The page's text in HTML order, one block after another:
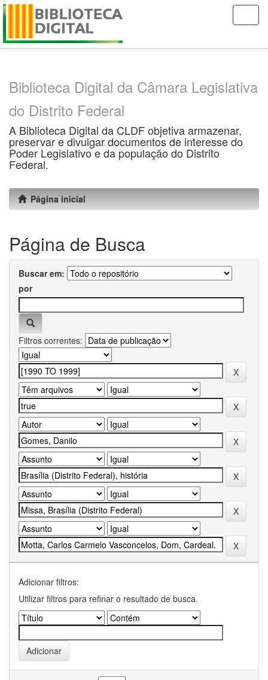
Skip
Biblioteca Digital da Câmara Legislativa
do Distrito Federal
A Biblioteca Digital da CLDF objetiva armazenar,
preservar e divulgar documentos de interesse do
Poder Legislativo e da população do Distrito
Federal.
Página inicial
Página de Busca
Buscar em:
por
Filtros correntes:
Adicionar filtros:
Utilizar filtros para refinar o resultado de busca.